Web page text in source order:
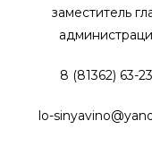
заместитель
8 (81362) 63-
lo-